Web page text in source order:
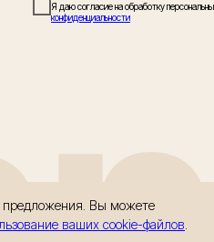
Я даю согласие на обработку
конфиденциальности
предложения. Вы можете
ваших cookie-файлов